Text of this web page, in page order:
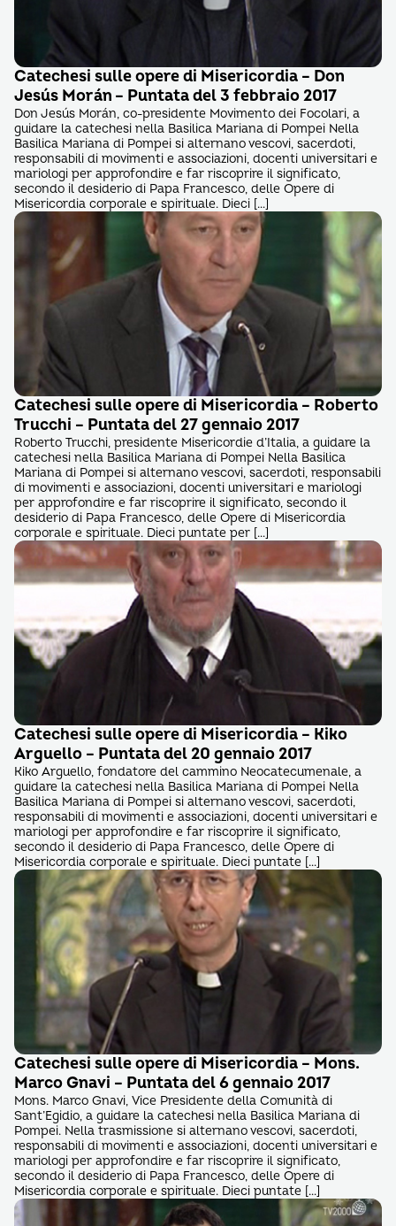
Catechesi sulle opere di Misericordia – Don
Jesús Morán – Puntata del 3 febbraio 2017
Don Jesús Morán, co-presidente Movimento dei Focolari, a
guidare la catechesi nella Basilica Mariana di Pompei Nella
Basilica Mariana di Pompei si alternano vescovi, sacerdoti,
responsabili di movimenti e associazioni, docenti universitari e
mariologi per approfondire e far riscoprire il significato,
secondo il desiderio di Papa Francesco, delle Opere di
Misericordia corporale e spirituale. Dieci […]
Catechesi sulle opere di Misericordia – Roberto
Trucchi – Puntata del 27 gennaio 2017
Roberto Trucchi, presidente Misericordie d’Italia, a guidare la
catechesi nella Basilica Mariana di Pompei Nella Basilica
Mariana di Pompei si alternano vescovi, sacerdoti, responsabili
di movimenti e associazioni, docenti universitari e mariologi
per approfondire e far riscoprire il significato, secondo il
desiderio di Papa Francesco, delle Opere di Misericordia
corporale e spirituale. Dieci puntate per […]
Catechesi sulle opere di Misericordia – Kiko
Arguello – Puntata del 20 gennaio 2017
Kiko Arguello, fondatore del cammino Neocatecumenale, a
guidare la catechesi nella Basilica Mariana di Pompei Nella
Basilica Mariana di Pompei si alternano vescovi, sacerdoti,
responsabili di movimenti e associazioni, docenti universitari e
mariologi per approfondire e far riscoprire il significato,
secondo il desiderio di Papa Francesco, delle Opere di
Misericordia corporale e spirituale. Dieci puntate […]
Catechesi sulle opere di Misericordia – Mons.
Marco Gnavi – Puntata del 6 gennaio 2017
Mons. Marco Gnavi, Vice Presidente della Comunità di
Sant’Egidio, a guidare la catechesi nella Basilica Mariana di
Pompei. Nella trasmissione si alternano vescovi, sacerdoti,
responsabili di movimenti e associazioni, docenti universitari e
mariologi per approfondire e far riscoprire il significato,
secondo il desiderio di Papa Francesco, delle Opere di
Misericordia corporale e spirituale. Dieci puntate […]